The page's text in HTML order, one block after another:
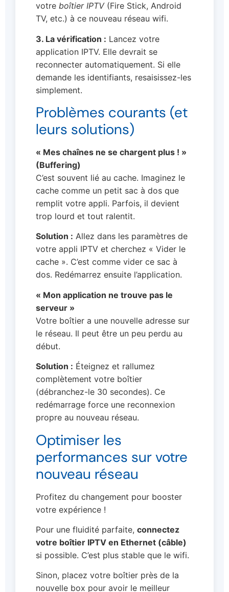
votre boîtier IPTV(Fire Stick, Android
TV, etc.) à ce nouveau réseau wifi.
3. La vérification : Lancez votre
application IPTV. Elle devrait se
reconnecter automatiquement. Si elle
demande les identifiants, resaisissez-les
simplement.
Problèmes courants (et
leurs solutions)
« Mes chaînes ne se chargent plus ! »
(Buffering)
C’est souvent lié au cache. Imaginez le
cache comme un petit sac à dos que
remplit votre appli. Parfois, il devient
trop lourd et tout ralentit.
Solution : Allez dans les paramètres de
votre appli IPTV et cherchez « Vider le
cache ». C’est comme vider ce sac à
dos. Redémarrez ensuite l’application.
« Mon application ne trouve pas le
serveur »
Votre boîtier a une nouvelle adresse sur
le réseau. Il peut être un peu perdu au
début.
Solution : Éteignez et rallumez
complètement votre boîtier
(débranchez-le 30 secondes). Ce
redémarrage force une reconnexion
propre au nouveau réseau.
Optimiser les
performances sur votre
nouveau réseau
Profitez du changement pour booster
votre expérience !
Pour une fluidité parfaite, connectez
votre boîtier IPTV en Ethernet (câble)
si possible. C’est plus stable que le wifi.
Sinon, placez votre boîtier près de la
nouvelle box pour avoir le meilleur